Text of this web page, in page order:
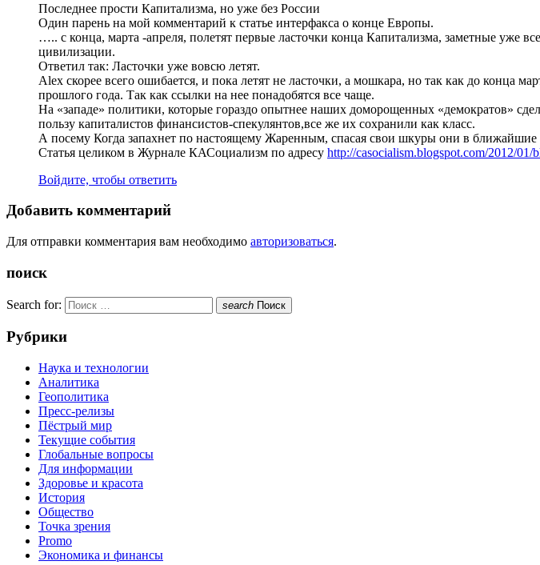
Последнее прости Капитализма, но уже без России
Один парень на мой комментарий к статье интерфакса о конце Европы.
….. с конца, марта -апреля, полетят первые ласточки конца Капитализма, заметные уже
цивилизации.
Ответил так: Ласточки уже вовсю летят.
Alex скорее всего ошибается, и пока летят не ласточки, а мошкара, но так как до конца
прошлого года. Так как ссылки на нее понадобятся все чаще.
На «западе» политики, которые гораздо опытнее наших доморощенных «демократов»
пользу капиталистов финансистов-спекулянтов,все же их сохранили как класс.
А посему Когда запахнет по настоящему Жаренным, спасая свои шкуры они в
Статья целиком в Журнале КАСоциализм по адресу http://casocialism.blogspot.com/2012/01/
Войдите, чтобы ответить
Добавить комментарий
Для отправки комментария вам необходимо авторизоваться.
поиск
Search for: search Поиск
Рубрики
Наука и технологии
Аналитика
Геополитика
Пресс-релизы
Пёстрый мир
Текущие события
Глобальные вопросы
Для информации
Здоровье и красота
История
Общество
Точка зрения
Promo
Экономика и финансы